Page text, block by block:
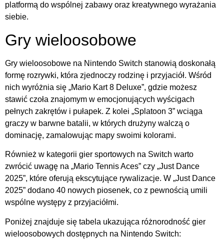
platformą do wspólnej zabawy oraz kreatywnego wyrażania
siebie.
Gry wieloosobowe
Gry wieloosobowe na Nintendo Switch stanowią doskonałą
formę rozrywki, która zjednoczy rodzinę i przyjaciół. Wśród
nich wyróżnia się „Mario Kart 8 Deluxe”, gdzie możesz
stawić czoła znajomym w emocjonujących wyścigach
pełnych zakrętów i pułapek. Z kolei „Splatoon 3” wciąga
graczy w barwne batalii, w których drużyny walczą o
dominację, zamalowując mapy swoimi kolorami.
Również w kategorii gier sportowych na Switch warto
zwrócić uwagę na „Mario Tennis Aces” czy „Just Dance
2025”, które oferują ekscytujące rywalizacje. W „Just Dance
2025” dodano 40 nowych piosenek, co z pewnością umili
wspólne występy z przyjaciółmi.
Poniżej znajduje się tabela ukazująca różnorodność gier
wieloosobowych dostępnych na Nintendo Switch: